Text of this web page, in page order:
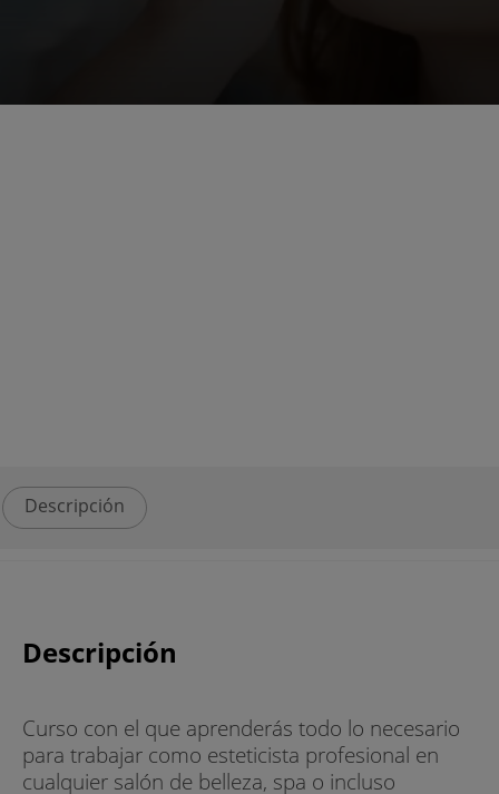
Descripción
Descripción
Curso con el que aprenderás todo lo necesario
para trabajar como esteticista profesional en
cualquier salón de belleza, spa o incluso